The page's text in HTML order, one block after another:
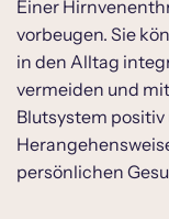
Einer
vorbeugen. Sie
in den Alltag
vermeiden und
Blutsystem
persönlichen